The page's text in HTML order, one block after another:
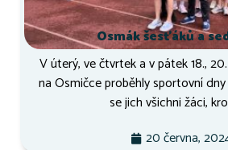
Osmák šesťáků a
V úterý, ve čtvrtek a v pátek 18.,
na Osmičce proběhly sportovní
se jich všichni žáci,
20 června,